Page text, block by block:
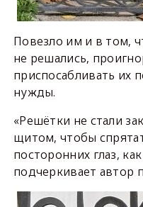
Повезло им и в том,
не решались,
приспосабливать их
нужды.
«Решётки не стали
щитом, чтобы
посторонних глаз,
подчеркивает автор